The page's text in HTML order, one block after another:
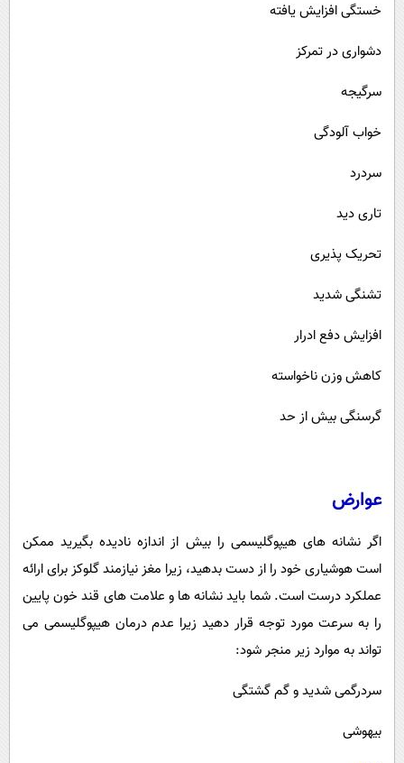
خستگی افزایش یافته
دشواری در تمرکز
سرگیجه
خواب آلودگی
سردرد
تاری دید
تحریک پذیری
تشنگی شدید
افزایش دفع ادرار
کاهش وزن ناخواسته
گرسنگی بیش از حد
عوارض
اگر نشانه های هیپوگلیسمی را بیش از اندازه نادیده بگیرید ممکن
است هوشیاری خود را از دست بدهید، زیرا مغز نیازمند گلوکز برای ارائه
عملکرد درست است. شما باید نشانه ها و علامت های قند خون پایین
را به سرعت مورد توجه قرار دهید زیرا عدم درمان هیپوگلیسمی می
تواند به موارد زیر منجر شود:
سردرگمی شدید و گم گشتگی
بیهوشی